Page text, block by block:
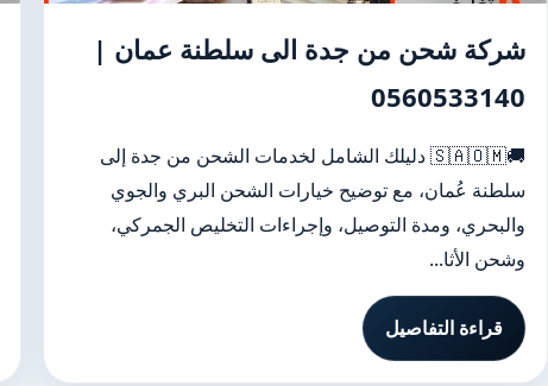
شركة شحن من جدة الى سلطنة عمان |
0560533140
🚚🇸🇦🇴🇲 دليلك الشامل لخدمات الشحن من جدة إلى
سلطنة عُمان، مع توضيح خيارات الشحن البري والجوي
والبحري، ومدة التوصيل، وإجراءات التخليص الجمركي،
وشحن الأثا...
قراءة التفاصيل